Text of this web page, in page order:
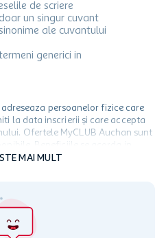
de scriere
un singur cuvant
ale cuvantului
generici in
persoanelor fizice care
la data inscrierii și care accepta
Ofertele MyCLUB Auchan sunt
singura data in perioada promotiei.
in Termene si Conditii. Auchan
utilizarii Cardului in perioada in
in perioada in care sunt efectuate
MAI MULT